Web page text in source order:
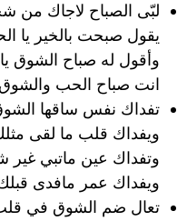
لبّى الصباح لاجاك من
يقول صبحت بالخير يا
وأقول له صباح الشوق
انت صباح الحب
تفداك نفس ساقها
ويفداك قلب ما لقى
وتفداك عين ماتبي غير
ويفداك عمر مافدى
تعال ضم الشوق في